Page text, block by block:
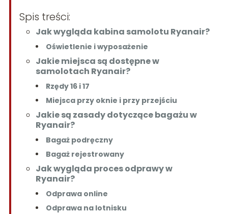
Spis treści:
Jak wygląda kabina samolotu Ryanair?
Oświetlenie i wyposażenie
Jakie miejsca są dostępne w
samolotach Ryanair?
Rzędy 16 i 17
Miejsca przy oknie i przy przejściu
Jakie są zasady dotyczące bagażu w
Ryanair?
Bagaż podręczny
Bagaż rejestrowany
Jak wygląda proces odprawy w
Ryanair?
Odprawa online
Odprawa na lotnisku